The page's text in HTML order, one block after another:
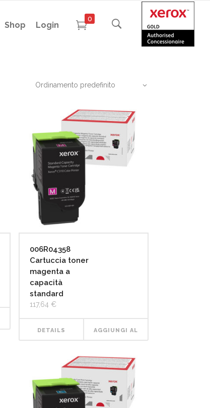
Shop Login
0
Ordinamento predefinito
006R04358
Cartuccia toner
magenta a
capacità
standard
117,64 €
DETAILS AGGIUNGI AL